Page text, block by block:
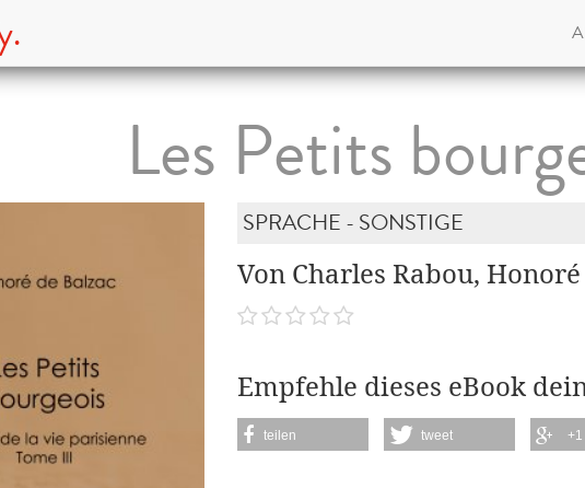
Les Petits
SPRACHE - SONSTIGE
Von Charles Rabou,
Empfehle dieses eBook
teilen tweet +1